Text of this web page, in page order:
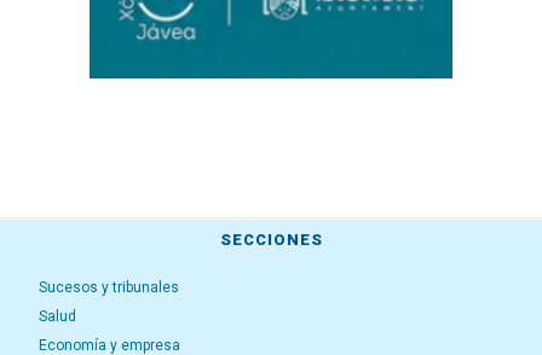
SECCIONES
Sucesos y tribunales
Salud
Economía y empresa